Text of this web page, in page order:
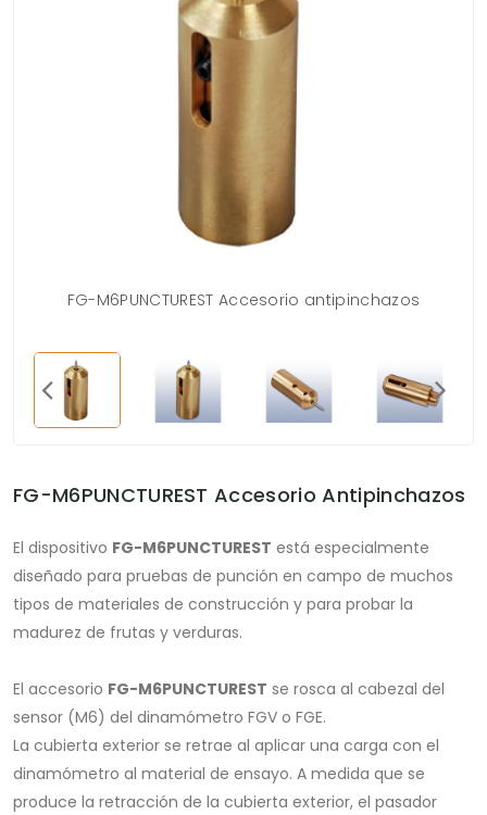
FG-M6PUNCTUREST Accesorio antipinchazos
FG-M6PUNCTUREST Accesorio Antipinchazos
El dispositivo FG-M6PUNCTUREST está especialmente
diseñado para pruebas de punción en campo de muchos
tipos de materiales de construcción y para probar la
madurez de frutas y verduras.
El accesorio FG-M6PUNCTUREST se rosca al cabezal del
sensor (M6) del dinamómetro FGV o FGE.
La cubierta exterior se retrae al aplicar una carga con el
dinamómetro al material de ensayo. A medida que se
produce la retracción de la cubierta exterior, el pasador